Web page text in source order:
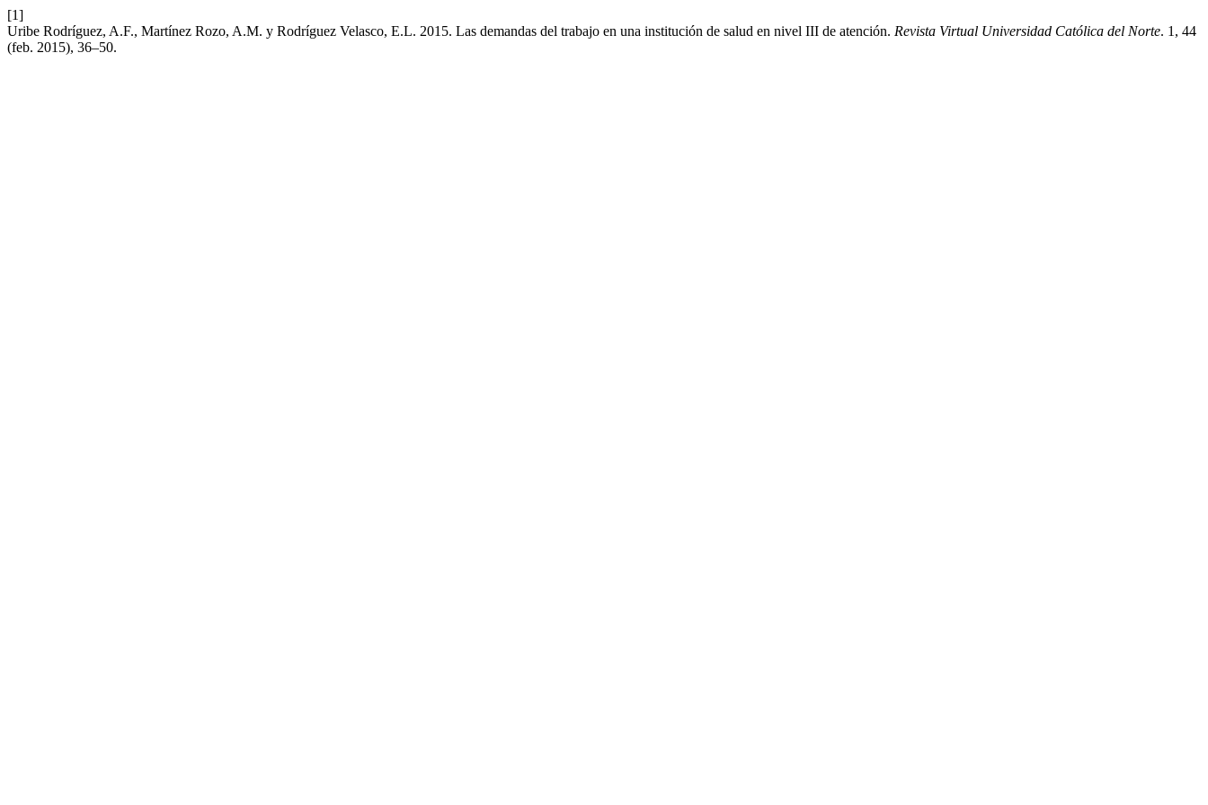
[1]
Uribe Rodríguez, A.F., Martínez Rozo, A.M. y Rodríguez Velasco, E.L. 2015. Las demandas del trabajo en una institución de salud en nivel III de atención. Revista Virtual Universidad Católica del Norte. 1, 44
(feb. 2015), 36–50.